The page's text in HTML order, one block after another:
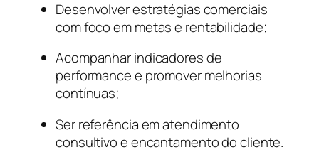
Desenvolver estratégias comerciais
com foco em metas e rentabilidade;
Acompanhar indicadores de
performance e promover melhorias
contínuas;
Ser referência em atendimento
consultivo e encantamento do cliente.